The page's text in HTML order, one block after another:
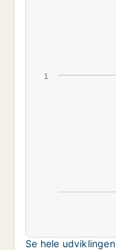
1
Se hele udviklingen